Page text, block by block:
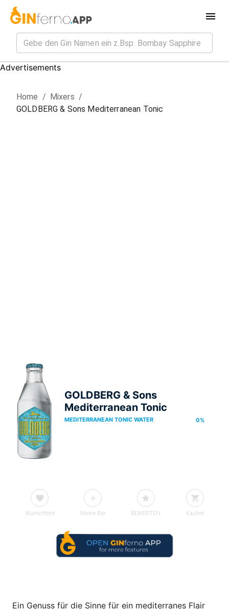
Advertisements
Home / Mixers /
GOLDBERG & Sons Mediterranean Tonic
GOLDBERG & Sons
Mediterranean Tonic
MEDITERRANEAN TONIC WATER 0%
Wunschliste Meine Bar BEWERTEN Kaufen
Ein Genuss für die Sinne für ein mediterranes Flair